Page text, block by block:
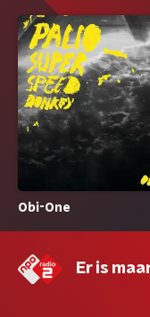
Obi-One
Er is